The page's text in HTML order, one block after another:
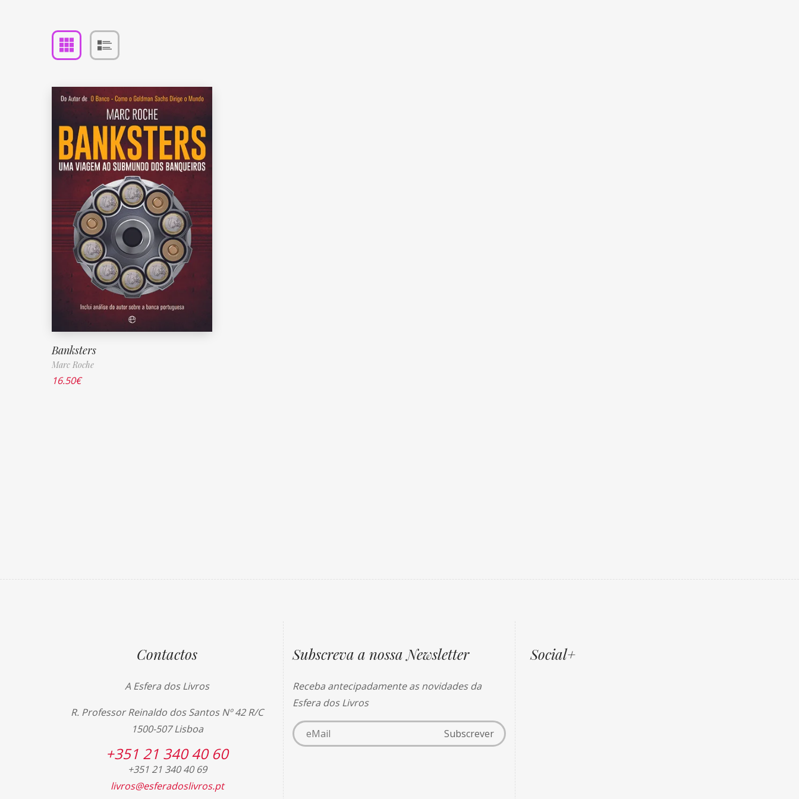
Banksters
Marc Roche
16.50€
Contactos
A Esfera dos Livros
R. Professor Reinaldo dos Santos Nº 42 R/C
1500-507 Lisboa
+351 21 340 40 60
+351 21 340 40 69
livros@esferadoslivros.pt
Subscreva a nossa Newsletter
Receba antecipadamente as novidades da
Esfera dos Livros
Social+